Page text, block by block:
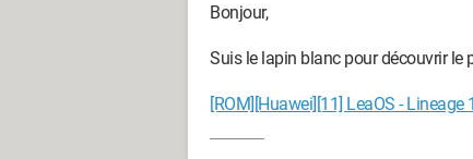
Bonjour,
Suis le lapin blanc pour découvrir le
[ROM][Huawei][11] LeaOS -